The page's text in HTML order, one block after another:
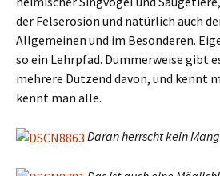
der Felserosion und natürlich auch
Allgemeinen und im Besonderen.
so ein Lehrpfad. Dummerweise gibt
mehrere Dutzend davon, und kennt
kennt man alle.
Daran herrscht kein